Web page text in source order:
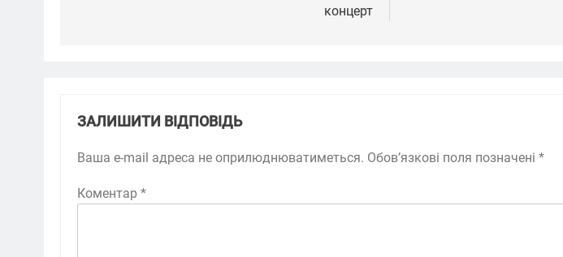
концерт
ЗАЛИШИТИ ВІДПОВІДЬ
Ваша e-mail адреса не оприлюднюватиметься. Обов’язкові поля позначені *
Коментар *